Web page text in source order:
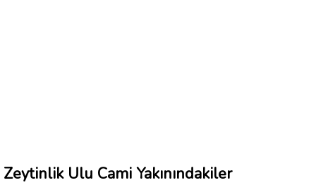
Zeytinlik Ulu Cami Yakınındakiler